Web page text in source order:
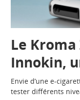
Le
Innokin,
Envie d’une e-
tester différents